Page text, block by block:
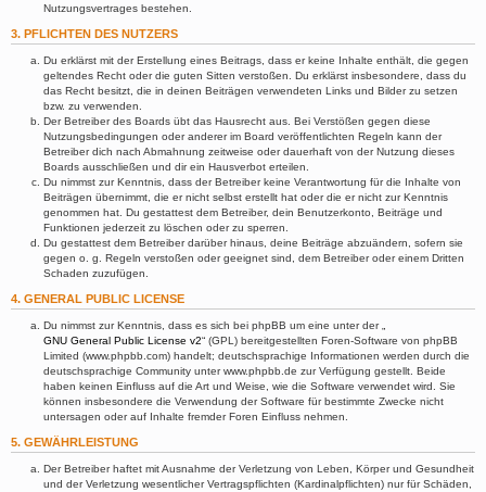
Nutzungsvertrages bestehen.
3. PFLICHTEN DES NUTZERS
Du erklärst mit der Erstellung eines Beitrags, dass er keine Inhalte enthält, die gegen
geltendes Recht oder die guten Sitten verstoßen. Du erklärst insbesondere, dass du
das Recht besitzt, die in deinen Beiträgen verwendeten Links und Bilder zu setzen
bzw. zu verwenden.
Der Betreiber des Boards übt das Hausrecht aus. Bei Verstößen gegen diese
Nutzungsbedingungen oder anderer im Board veröffentlichten Regeln kann der
Betreiber dich nach Abmahnung zeitweise oder dauerhaft von der Nutzung dieses
Boards ausschließen und dir ein Hausverbot erteilen.
Du nimmst zur Kenntnis, dass der Betreiber keine Verantwortung für die Inhalte von
Beiträgen übernimmt, die er nicht selbst erstellt hat oder die er nicht zur Kenntnis
genommen hat. Du gestattest dem Betreiber, dein Benutzerkonto, Beiträge und
Funktionen jederzeit zu löschen oder zu sperren.
Du gestattest dem Betreiber darüber hinaus, deine Beiträge abzuändern, sofern sie
gegen o. g. Regeln verstoßen oder geeignet sind, dem Betreiber oder einem Dritten
Schaden zuzufügen.
4. GENERAL PUBLIC LICENSE
Du nimmst zur Kenntnis, dass es sich bei phpBB um eine unter der „
GNU General Public License v2“ (GPL) bereitgestellten Foren-Software von phpBB
Limited (www.phpbb.com) handelt; deutschsprachige Informationen werden durch die
deutschsprachige Community unter www.phpbb.de zur Verfügung gestellt. Beide
haben keinen Einfluss auf die Art und Weise, wie die Software verwendet wird. Sie
können insbesondere die Verwendung der Software für bestimmte Zwecke nicht
untersagen oder auf Inhalte fremder Foren Einfluss nehmen.
5. GEWÄHRLEISTUNG
Der Betreiber haftet mit Ausnahme der Verletzung von Leben, Körper und Gesundheit
und der Verletzung wesentlicher Vertragspflichten (Kardinalpflichten) nur für Schäden,